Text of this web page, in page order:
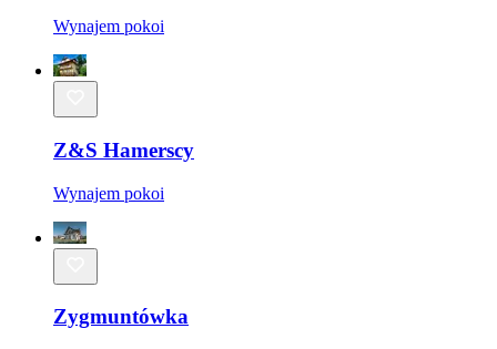
Wynajem pokoi
Z&S Hamerscy
Wynajem pokoi
Zygmuntówka